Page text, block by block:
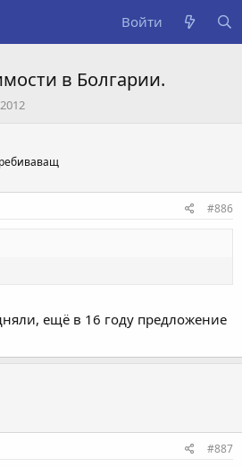
Войти
в Болгарии.
#886
ещё в 16 году предложение
#887